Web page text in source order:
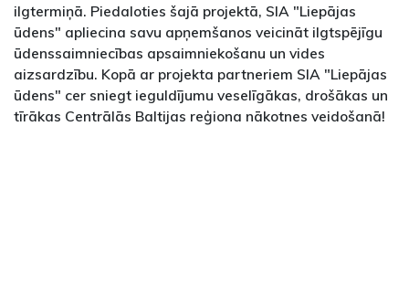
ilgtermiņā. Piedaloties šajā projektā, SIA "Liepājas
ūdens" apliecina savu apņemšanos veicināt ilgtspējīgu
ūdenssaimniecības apsaimniekošanu un vides
aizsardzību. Kopā ar projekta partneriem SIA "Liepājas
ūdens" cer sniegt ieguldījumu veselīgākas, drošākas un
tīrākas Centrālās Baltijas reģiona nākotnes veidošanā!